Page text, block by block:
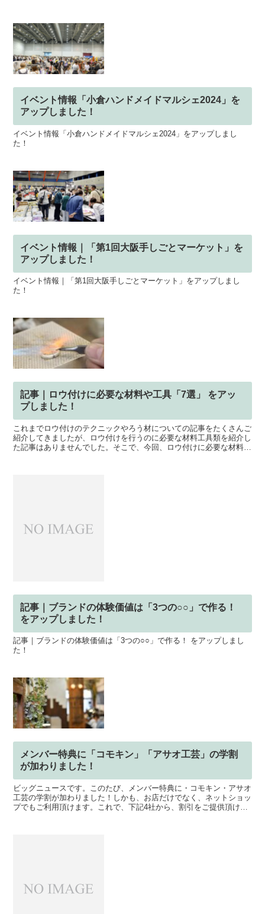
イベント情報「小倉ハンドメイドマルシェ2024」を
アップしました！
イベント情報「小倉ハンドメイドマルシェ2024」をアップしまし
た！
イベント情報｜「第1回大阪手しごとマーケット」を
アップしました！
イベント情報｜「第1回大阪手しごとマーケット」をアップしまし
た！
記事｜ロウ付けに必要な材料や工具「7選」 をアッ
プしました！
これまでロウ付けのテクニックやろう材についての記事をたくさんご
紹介してきましたが、ロウ付けを行うのに必要な材料工具類を紹介し
た記事はありませんでした。そこで、今回、ロウ付けに必要な材料や
記事｜ブランドの体験価値は「3つの○○」で作る！
をアップしました！
記事｜ブランドの体験価値は「3つの○○」で作る！ をアップしまし
た！
メンバー特典に「コモキン」「アサオ工芸」の学割
が加わりました！
ビッグニュースです。このたび、メンバー特典に・コモキン・アサオ
工芸の学割が加わりました！しかも、お店だけでなく、ネットショッ
プでもご利用頂けます。これで、下記4社から、割引をご提供頂ける